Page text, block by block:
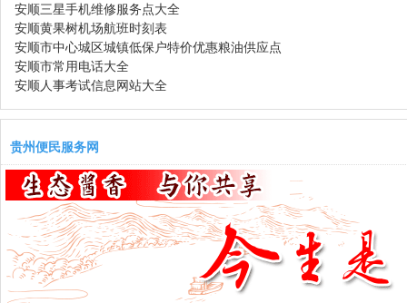
安顺三星手机维修服务点大全
安顺黄果树机场航班时刻表
安顺市中心城区城镇低保户特价优惠粮油供应点
安顺市常用电话大全
安顺人事考试信息网站大全
贵州便民服务网